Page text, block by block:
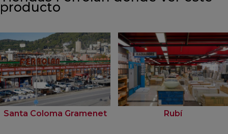
producto
Santa Coloma Gramenet Rubí